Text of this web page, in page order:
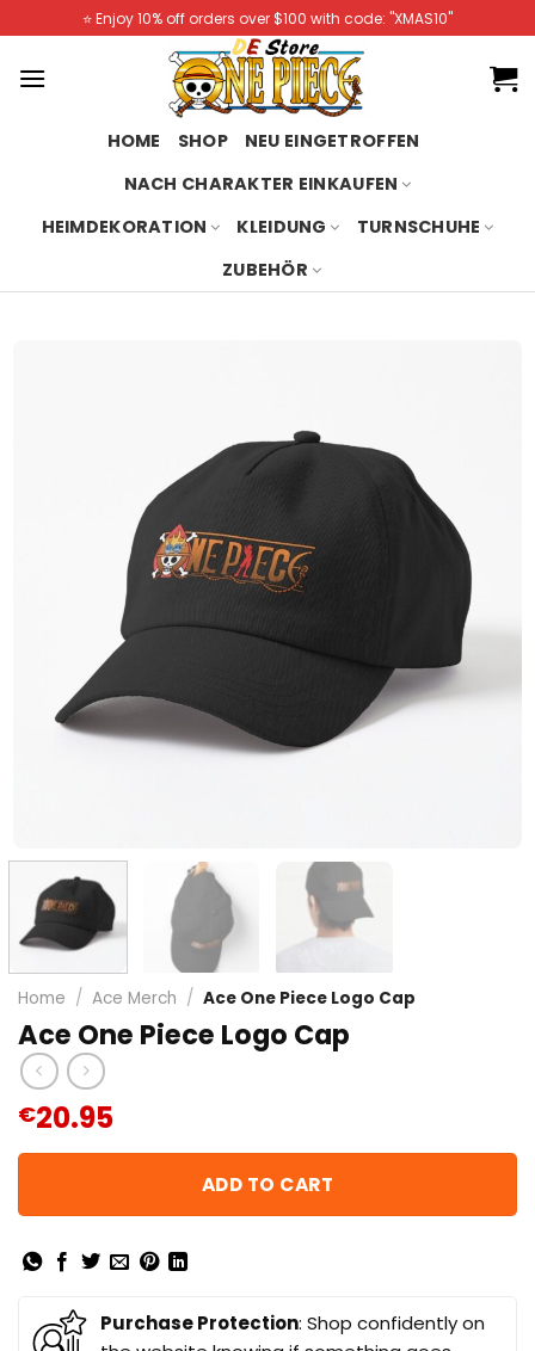
to
content
⭐️ Enjoy 10% off orders over $100 with code: "XMAS10"
HOME SHOP
NEU EINGETROFFEN
NACH CHARAKTER EINKAUFEN
HEIMDEKORATION
KLEIDUNG
TURNSCHUHE
ZUBEHÖR
Home / Ace Merch / Ace One Piece Logo Cap
Ace One Piece Logo Cap
€20.95
ADD TO CART
Purchase Protection: Shop confidently on